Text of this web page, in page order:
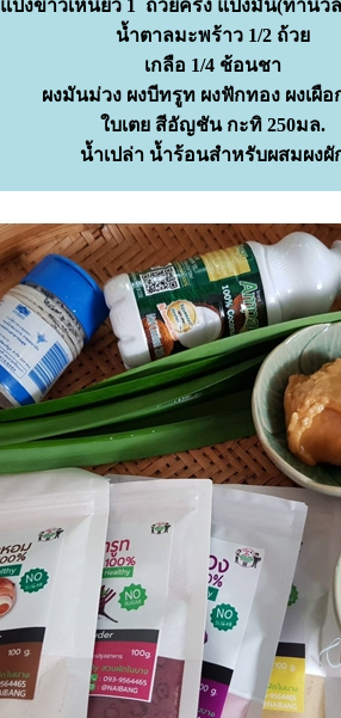
ป้งข้าวเหนียว 1 ถ้วยครึ่ง แป้งมัน(ทำน
น้ำตาลมะพร้าว 1/2 ถ้ว
เกลือ 1/4 ช้อนชา
ผงมันม่วง ผงบีทรูท ผงฟักทอง ผงเผื
บเตย สีอัญชัน กะทิ 250มล.
น้ำเปล่า น้ำร้อนสำหรับผสมผงผั